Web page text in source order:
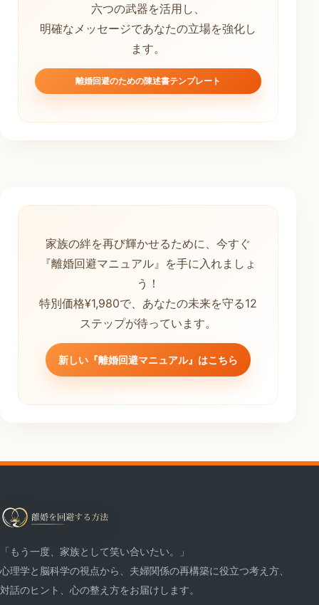
六つの武器を活用し、
明確なメッセージであなたの立場を強化し
ます。
離婚回避のための陳述書テンプレート
家族の絆を再び輝かせるために、今すぐ
『離婚回避マニュアル』を手に入れましょ
う！
特別価格¥1,980で、あなたの未来を守る12
ステップが待っています。
新しい『離婚回避マニュアル』はこちら
「もう一度、家族として笑い合いたい。」
心理学と脳科学の視点から、夫婦関係の再構築に役立つ考え方、
対話のヒント、心の整え方をお届けします。